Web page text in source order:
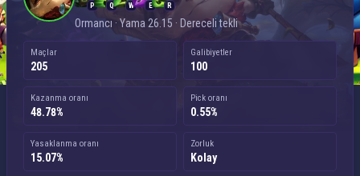
P Q W E R
Ormancı · Yama 26.15 · Dereceli tekli
Maçlar
205
Galibiyetler
100
Kazanma oranı
48.78%
Pick oranı
0.55%
Yasaklanma oranı
15.07%
Zorluk
Kolay